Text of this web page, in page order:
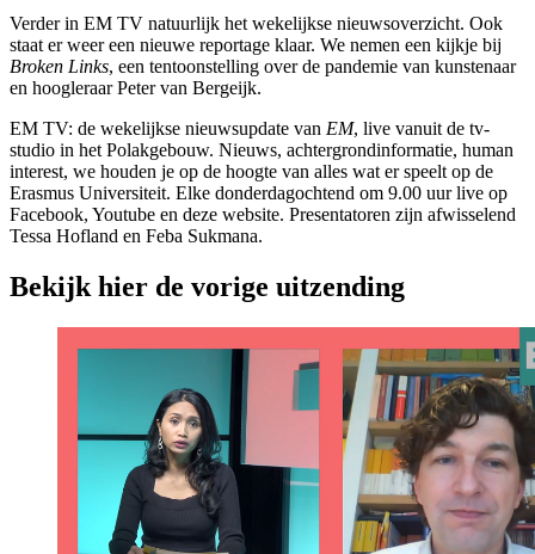
Verder in EM TV natuurlijk het wekelijkse nieuwsoverzicht. Ook
staat er weer een nieuwe reportage klaar. We nemen een kijkje bij
Broken Links, een tentoonstelling over de pandemie van kunstenaar
en hoogleraar Peter van Bergeijk.
EM TV: de wekelijkse nieuwsupdate van EM, live vanuit de tv-
studio in het Polakgebouw. Nieuws, achtergrondinformatie, human
interest, we houden je op de hoogte van alles wat er speelt op de
Erasmus Universiteit. Elke donderdagochtend om 9.00 uur live op
Facebook, Youtube en deze website. Presentatoren zijn afwisselend
Tessa Hofland en Feba Sukmana.
Bekijk hier de vorige uitzending